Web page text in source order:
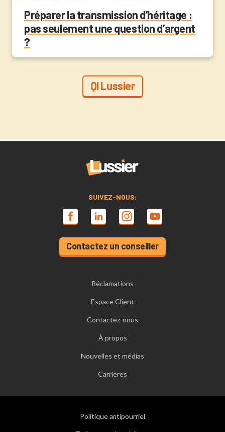
Préparer la transmission d’héritage :
pas seulement une question d’argent
?
QI Lussier
SUIVEZ-NOUS:
Contactez un conseiller
Réclamations
Espace Client
Contactez-nous
À propos
Nouvelles et médias
Carrières
Politique antipourriel